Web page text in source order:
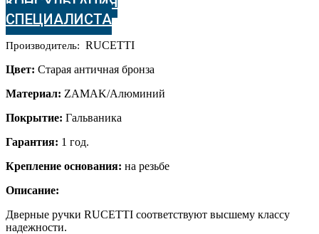
Цвет
-
старая
бронза
СПЕЦИАЛИСТА
Производитель: RUCETTI
Цвет: Cтарая античная бронза
Материал: ZAMAK/Алюминий
Покрытие: Гальваника
Гарантия: 1 год.
Крепление основания: на резьбе
Описание:
Дверные ручки RUCETTI соответствуют высшему классу
надежности.